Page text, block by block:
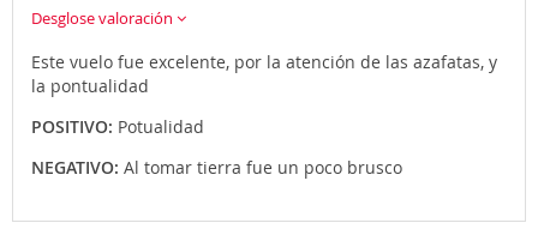
Desglose valoración
Este vuelo fue excelente, por la atención de las azafatas, y
la pontualidad
POSITIVO: Potualidad
NEGATIVO: Al tomar tierra fue un poco brusco